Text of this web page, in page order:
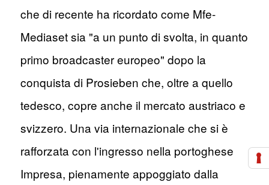
che di recente ha ricordato come Mfe-
Mediaset sia "a un punto di svolta, in quanto
primo broadcaster europeo" dopo la
conquista di Prosieben che, oltre a quello
tedesco, copre anche il mercato austriaco e
svizzero. Una via internazionale che si è
rafforzata con l'ingresso nella portoghese
Impresa, pienamente appoggiato dalla